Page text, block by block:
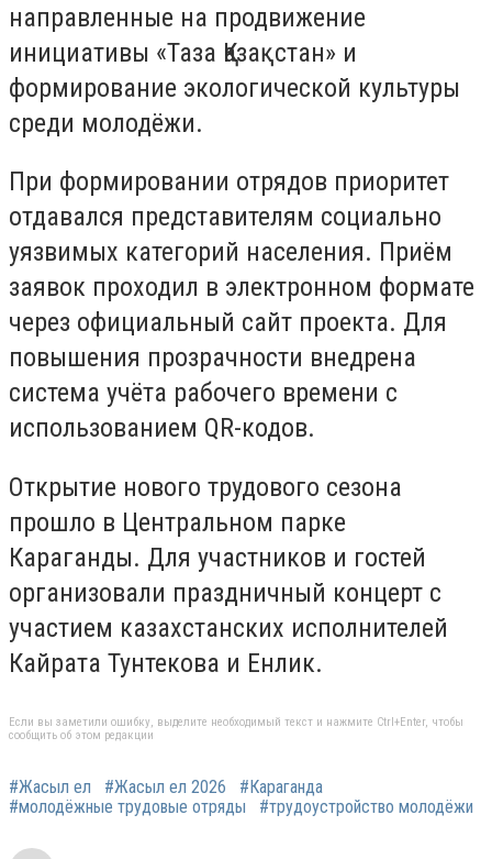
направленные на продвижение
инициативы «Таза Қазақстан» и
формирование экологической культуры
среди молодёжи.
При формировании отрядов приоритет
отдавался представителям социально
уязвимых категорий населения. Приём
заявок проходил в электронном формате
через официальный сайт проекта. Для
повышения прозрачности внедрена
система учёта рабочего времени с
использованием QR-кодов.
Открытие нового трудового сезона
прошло в Центральном парке
Караганды. Для участников и гостей
организовали праздничный концерт с
участием казахстанских исполнителей
Кайрата Тунтекова и Енлик.
Если вы заметили ошибку, выделите необходимый текст и нажмите Ctrl+Enter, чтобы
сообщить об этом редакции
#Жасыл ел #Жасыл ел 2026
#Караганда
#молодёжные трудовые отряды
#трудоустройство молодёжи